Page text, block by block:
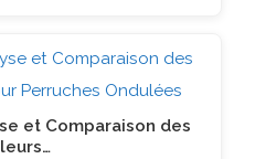
et Comparaison des